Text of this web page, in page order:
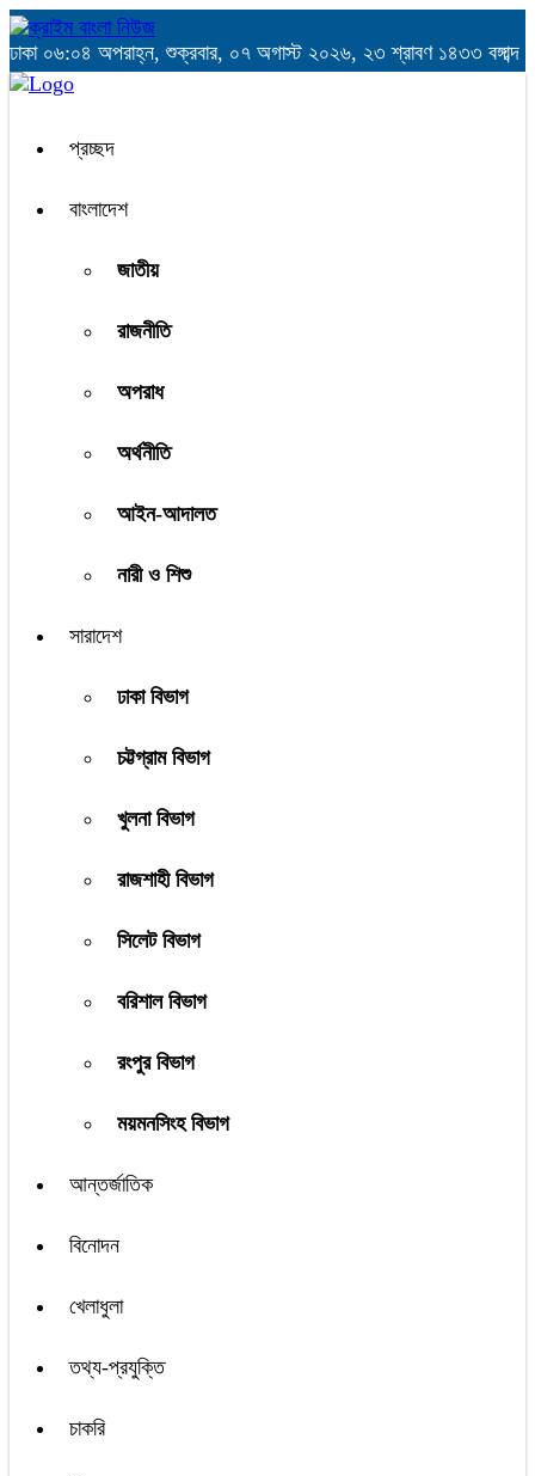
ঢাকা ০৬:০৪ অপরাহ্ন, শুক্রবার, ০৭ অগাস্ট ২০২৬, ২৩ শ্রাবণ ১৪৩৩ বঙ্গাব্দ
প্রচ্ছদ
বাংলাদেশ
জাতীয়
রাজনীতি
অপরাধ
অর্থনীতি
আইন-আদালত
নারী ও শিশু
সারাদেশ
ঢাকা বিভাগ
চট্টগ্রাম বিভাগ
খুলনা বিভাগ
রাজশাহী বিভাগ
সিলেট বিভাগ
বরিশাল বিভাগ
রংপুর বিভাগ
ময়মনসিংহ বিভাগ
আন্তর্জাতিক
বিনোদন
খেলাধুলা
তথ্য-প্রযুক্তি
চাকরি